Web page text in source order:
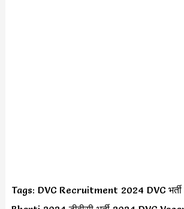
Tags: DVC Recruitment 2024 DVC